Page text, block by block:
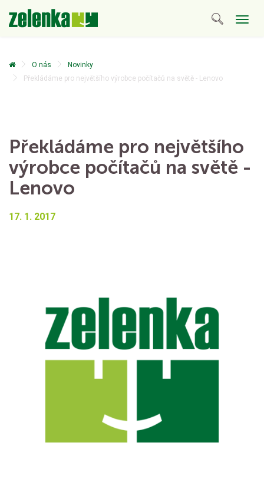
O nás
Novinky
Překládáme pro největšího výrobce počítačů na světě - Lenovo
Překládáme pro největšího
výrobce počítačů na světě -
Lenovo
17. 1. 2017